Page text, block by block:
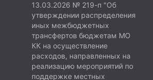
13.03.2026 № 219-п "Об
утверждении распределения
иных межбюджетных
трансфертов бюджетам МО
КК на осуществление
расходов, направленных на
реализацию мероприятий по
поддержке местных